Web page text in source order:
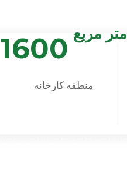
1600 متر مربع
منطقه کارخانه